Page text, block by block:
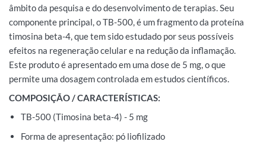
âmbito da pesquisa e do desenvolvimento de terapias. Seu
componente principal, o TB-500, é um fragmento da proteína
timosina beta-4, que tem sido estudado por seus possíveis
efeitos na regeneração celular e na redução da inflamação.
Este produto é apresentado em uma dose de 5 mg, o que
permite uma dosagem controlada em estudos científicos.
COMPOSIÇÃO / CARACTERÍSTICAS:
TB-500 (Timosina beta-4) - 5 mg
Forma de apresentação: pó liofilizado